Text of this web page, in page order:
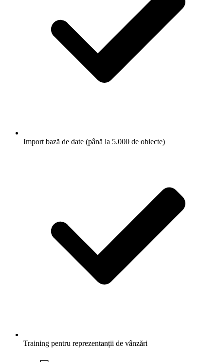
Import bază de date (până la 5.000 de obiecte)
Training pentru reprezentanții de vânzări